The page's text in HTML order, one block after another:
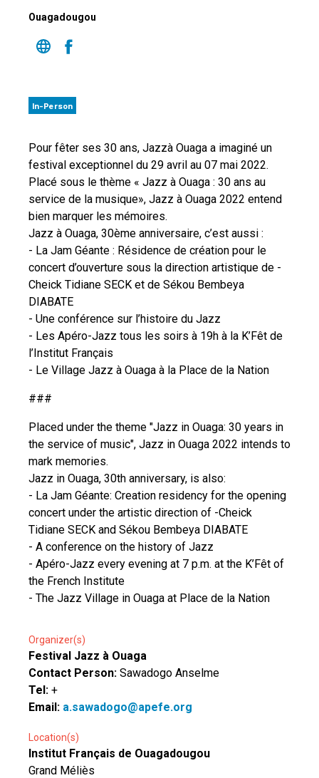
Ouagadougou
In-Person
Pour fêter ses 30 ans, Jazzà Ouaga a imaginé un
festival exceptionnel du 29 avril au 07 mai 2022.
Placé sous le thème « Jazz à Ouaga : 30 ans au
service de la musique», Jazz à Ouaga 2022 entend
bien marquer les mémoires.
Jazz à Ouaga, 30ème anniversaire, c’est aussi :
- La Jam Géante : Résidence de création pour le
concert d’ouverture sous la direction artistique de -
Cheick Tidiane SECK et de Sékou Bembeya
DIABATE
- Une conférence sur l’histoire du Jazz
- Les Apéro-Jazz tous les soirs à 19h à la K’Fêt de
l’Institut Français
- Le Village Jazz à Ouaga à la Place de la Nation
###
Placed under the theme "Jazz in Ouaga: 30 years in
the service of music", Jazz in Ouaga 2022 intends to
mark memories.
Jazz in Ouaga, 30th anniversary, is also:
- La Jam Géante: Creation residency for the opening
concert under the artistic direction of -Cheick
Tidiane SECK and Sékou Bembeya DIABATE
- A conference on the history of Jazz
- Apéro-Jazz every evening at 7 p.m. at the K’Fêt of
the French Institute
- The Jazz Village in Ouaga at Place de la Nation
Organizer(s)
Festival Jazz à Ouaga
Contact Person: Sawadogo Anselme
Tel: +
Email: a.sawadogo@apefe.org
Location(s)
Institut Français de Ouagadougou
Grand Méliès